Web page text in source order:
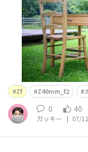
Zf Z40mm_f2
0 40
ガッキー | 07/12